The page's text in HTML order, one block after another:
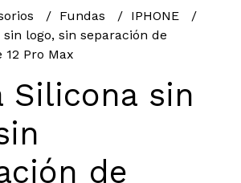
Fundas
IPHONE
logo, sin separación de
Pro Max
Silicona sin
de